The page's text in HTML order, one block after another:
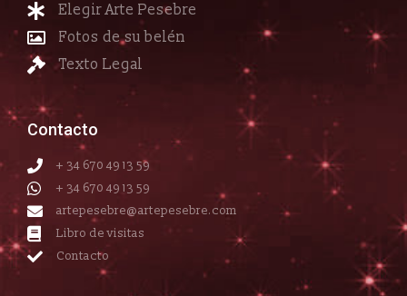
Elegir Arte Pesebre
Fotos de su belén
Texto Legal
Contacto
+ 34 670 49 13 59
+ 34 670 49 13 59
artepesebre@artepesebre.com
Libro de visitas
Contacto